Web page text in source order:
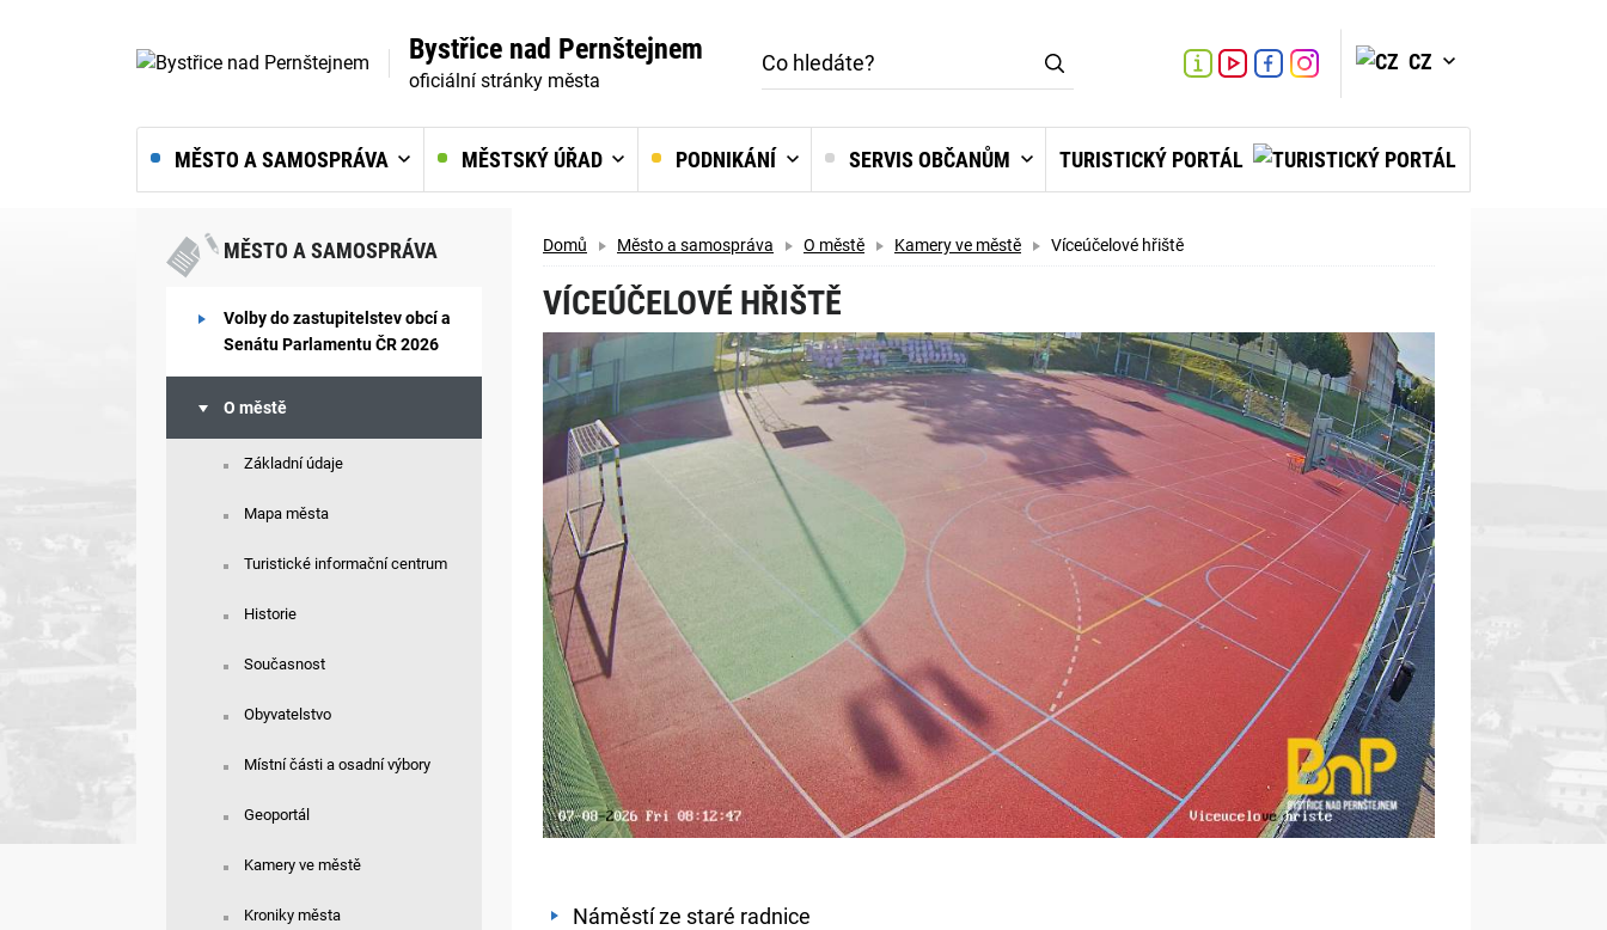
MĚSTO A SAMOSPRÁVA MĚSTSKÝ ÚŘAD PODNIKÁNÍ SERVIS OBČANŮM TURISTICKÝ PORTÁL
Bystřice nad Pernštejnem
oficiální stránky města
Turistické
centrum
LinkLinkLink
CZ
VYHLEDAT
MĚSTO A SAMOSPRÁVA
Volby do zastupitelstev obcí a
Senátu Parlamentu ČR 2026
O městě
Základní údaje
Mapa města
Turistické informační centrum
Historie
Současnost
Obyvatelstvo
Místní části a osadní výbory
Geoportál
Kamery ve městě
Kroniky města
Domů Město a samospráva O městě Kamery ve městě Víceúčelové hřiště
VÍCEÚČELOVÉ HŘIŠTĚ
Náměstí ze staré radnice